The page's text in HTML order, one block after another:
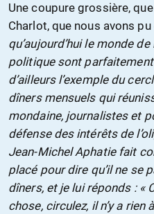
Une coupure grossière,
Charlot, que nous avons
qu’aujourd’hui le monde
politique sont
d’ailleurs l’exemple du
dîners mensuels qui
mondaine, journalistes et
défense des intérêts de
Jean-Michel Aphatie fait
placé pour dire qu’il ne se
dîners, et je lui réponds : «
chose, circulez, il n’y a rien